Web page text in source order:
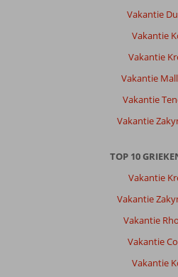
Vakantie
Vakantie
Vakantie
Vakantie
Vakantie
Vakantie
TOP 10
Vakantie
Vakantie
Vakantie
Vakantie
Vakantie